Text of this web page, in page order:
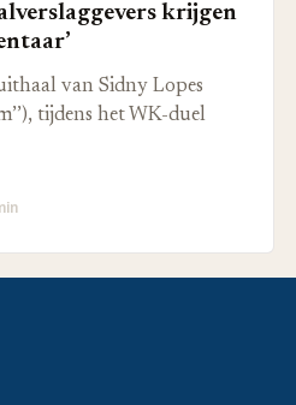
krijgen
van Sidny Lopes
tijdens het WK-duel